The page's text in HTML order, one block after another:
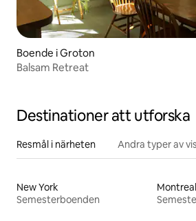
Boende i Groton
Balsam Retreat
Destinationer att utforska
Resmål i närheten Andra typer av
New York
Semesterboenden
Montreal